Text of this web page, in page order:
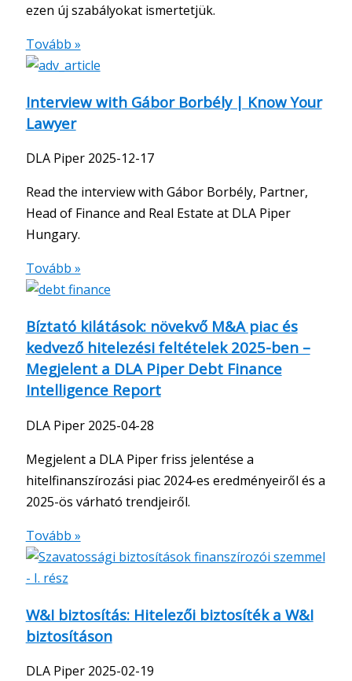
ezen új szabályokat ismertetjük.
Tovább »
Interview with Gábor Borbély | Know Your
Lawyer
DLA Piper 2025-12-17
Read the interview with Gábor Borbély, Partner,
Head of Finance and Real Estate at DLA Piper
Hungary.
Tovább »
Bíztató kilátások: növekvő M&A piac és
kedvező hitelezési feltételek 2025-ben –
Megjelent a DLA Piper Debt Finance
Intelligence Report
DLA Piper 2025-04-28
Megjelent a DLA Piper friss jelentése a
hitelfinanszírozási piac 2024-es eredményeiről és a
2025-ös várható trendjeiről.
Tovább »
W&I biztosítás: Hitelezői biztosíték a W&I
biztosításon
DLA Piper 2025-02-19